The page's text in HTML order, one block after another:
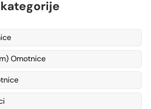
Omotnice